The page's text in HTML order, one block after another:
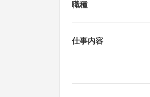
職種
仕事内容